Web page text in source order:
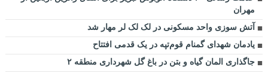
مهران
آتش سوزی واحد مسکونی در لک لک لر مهار شد
یادمان شهدای گمنام قوم‌تپه در یک قدمی افتتاح
جاگذاری المان گیاه و بتن در باغ گل شهرداری منطقه ۲